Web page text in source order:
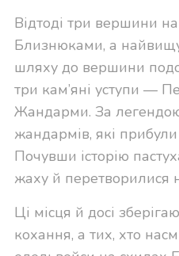
Відтоді три вершини
Близнюками, а
шляху до вершини
три кам’яні уступи —
Жандарми. За
жандармів, які
Почувши історію
жаху й перетворилися
Ці місця й досі
кохання, а тих, хто